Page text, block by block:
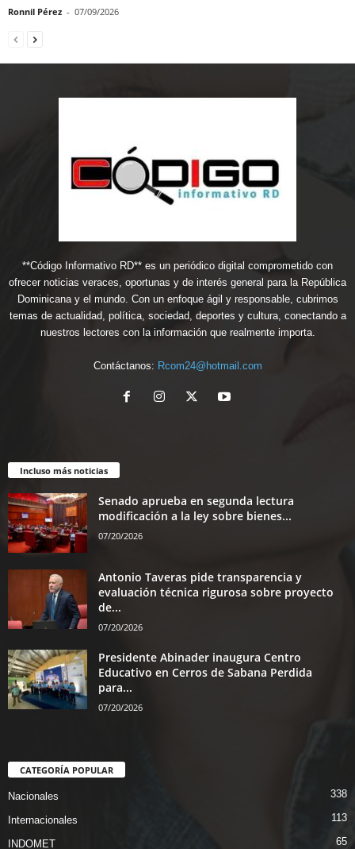
Ronnil Pérez - 07/09/2026
**Código Informativo RD** es un periódico digital comprometido con
ofrecer noticias veraces, oportunas y de interés general para la República
Dominicana y el mundo. Con un enfoque ágil y responsable, cubrimos
temas de actualidad, política, sociedad, deportes y cultura, conectando a
nuestros lectores con la información que realmente importa.
Contáctanos: Rcom24@hotmail.com
Incluso más noticias
Senado aprueba en segunda lectura
modificación a la ley sobre bienes...
07/20/2026
Antonio Taveras pide transparencia y
evaluación técnica rigurosa sobre proyecto
de...
07/20/2026
Presidente Abinader inaugura Centro
Educativo en Cerros de Sabana Perdida
para...
07/20/2026
CATEGORÍA POPULAR
Nacionales 338
Internacionales 113
INDOMET 65